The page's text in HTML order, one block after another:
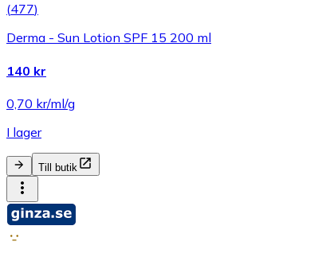
(477)
Derma - Sun Lotion SPF 15 200 ml
140 kr
0,70 kr/ml/g
I lager
Till butik